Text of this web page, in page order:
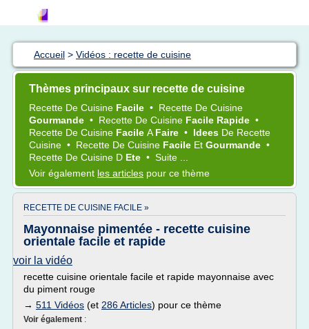
Accueil > Vidéos : recette de cuisine
Thèmes principaux sur recette de cuisine
Recette De Cuisine Facile • Recette De Cuisine
Gourmande • Recette De Cuisine Facile Rapide •
Recette De Cuisine Facile A Faire • Idees De Recette
Cuisine • Recette De Cuisine Facile Et Gourmande •
Recette De Cuisine D Ete • Suite ...
Voir également les articles pour ce thème
RECETTE DE CUISINE FACILE »
Mayonnaise pimentée - recette cuisine
orientale facile et rapide
voir la vidéo
recette cuisine orientale facile et rapide mayonnaise avec
du piment rouge
→ 511 Vidéos (et 286 Articles) pour ce thème
Voir également :